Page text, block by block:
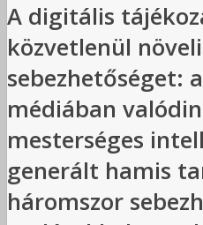
A digitális
közvetlenül
sebezhetőséget:
médiában
mesterséges
generált hamis
háromszor